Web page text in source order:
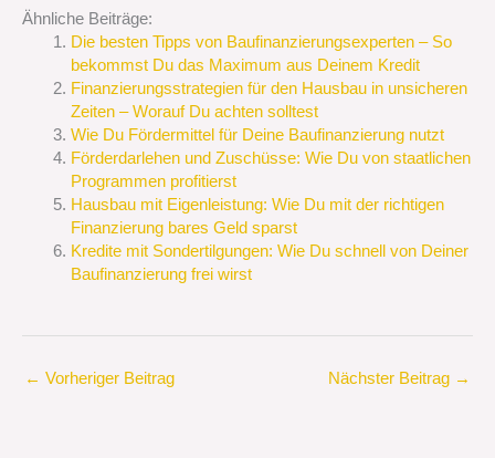
Ähnliche Beiträge:
Die besten Tipps von Baufinanzierungsexperten – So
bekommst Du das Maximum aus Deinem Kredit
Finanzierungsstrategien für den Hausbau in unsicheren
Zeiten – Worauf Du achten solltest
Wie Du Fördermittel für Deine Baufinanzierung nutzt
Förderdarlehen und Zuschüsse: Wie Du von staatlichen
Programmen profitierst
Hausbau mit Eigenleistung: Wie Du mit der richtigen
Finanzierung bares Geld sparst
Kredite mit Sondertilgungen: Wie Du schnell von Deiner
Baufinanzierung frei wirst
← Vorheriger Beitrag Nächster Beitrag →